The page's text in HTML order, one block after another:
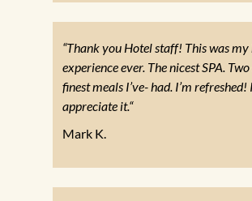
“Thank you Hotel staff! This was my
experience ever. The nicest SPA.
finest meals I’ve- had. I’m refreshed! I
appreciate it.“
Mark K.